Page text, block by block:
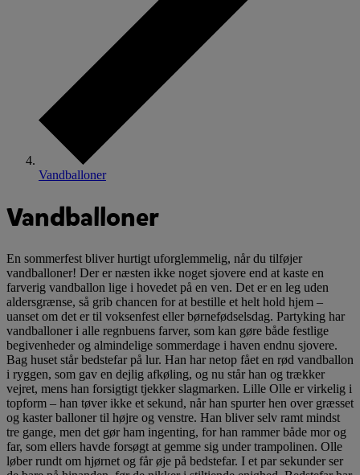
Vandballoner
Vandballoner
En sommerfest bliver hurtigt uforglemmelig, når du tilføjer
vandballoner! Der er næsten ikke noget sjovere end at kaste en
farverig vandballon lige i hovedet på en ven. Det er en leg uden
aldersgrænse, så grib chancen for at bestille et helt hold hjem –
uanset om det er til voksenfest eller børnefødselsdag. Partyking har
vandballoner i alle regnbuens farver, som kan gøre både festlige
begivenheder og almindelige sommerdage i haven endnu sjovere.
Bag huset står bedstefar på lur. Han har netop fået en rød vandballon
i ryggen, som gav en dejlig afkøling, og nu står han og trækker
vejret, mens han forsigtigt tjekker slagmarken. Lille Olle er virkelig i
topform – han tøver ikke et sekund, når han spurter hen over græsset
og kaster balloner til højre og venstre. Han bliver selv ramt mindst
tre gange, men det gør ham ingenting, for han rammer både mor og
far, som ellers havde forsøgt at gemme sig under trampolinen. Olle
løber rundt om hjørnet og får øje på bedstefar. I et par sekunder ser